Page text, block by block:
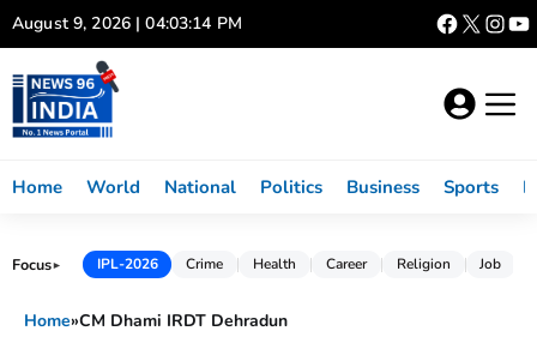
Skip
to
content
August 9, 2026 | 04:03:14 PM
Home World National Politics Business Sports
Focus► IPL-2026 Crime Health Career Religion Job
Home»CM Dhami IRDT Dehradun